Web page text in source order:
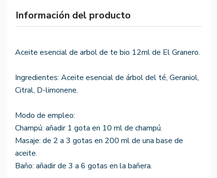
Información del producto
Aceite esencial de arbol de te bio 12ml de El Granero.
Ingredientes: Aceite esencial de árbol del té, Geraniol,
Citral, D-limonene.
Modo de empleo:
Champú: añadir 1 gota en 10 ml de champú.
Masaje: de 2 a 3 gotas en 200 ml de una base de
aceite.
Baño: añadir de 3 a 6 gotas en la bañera.